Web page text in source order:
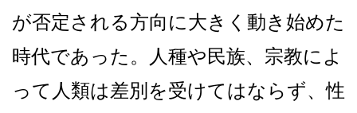
が否定される方向に大きく動き始めた
時代であった。人種や民族、宗教によ
って人類は差別を受けてはならず、性